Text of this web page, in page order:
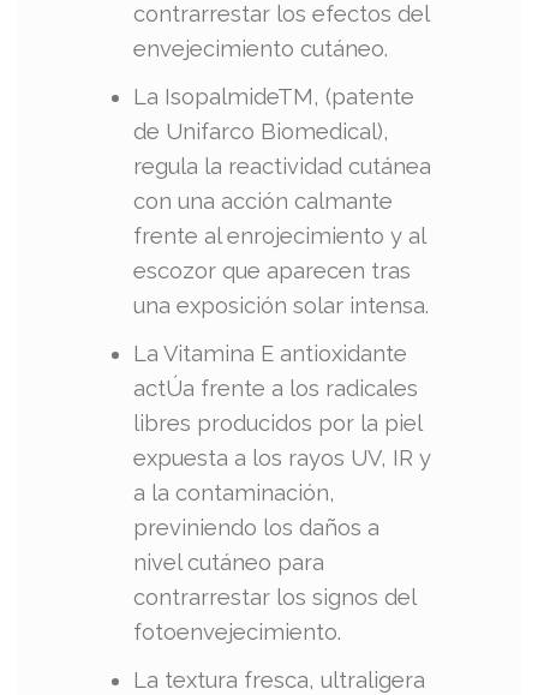
contrarrestar los efectos del
envejecimiento cutáneo.
La IsopalmideTM, (patente
de Unifarco Biomedical),
regula la reactividad cutánea
con una acción calmante
frente al enrojecimiento y al
escozor que aparecen tras
una exposición solar intensa.
La Vitamina E antioxidante
actÚa frente a los radicales
libres producidos por la piel
expuesta a los rayos UV, IR y
a la contaminación,
previniendo los daños a
nivel cutáneo para
contrarrestar los signos del
fotoenvejecimiento.
La textura fresca, ultraligera